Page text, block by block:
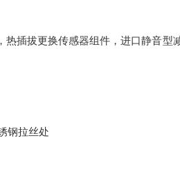
插拔更换传感器组件，进口静音型
钢拉丝处